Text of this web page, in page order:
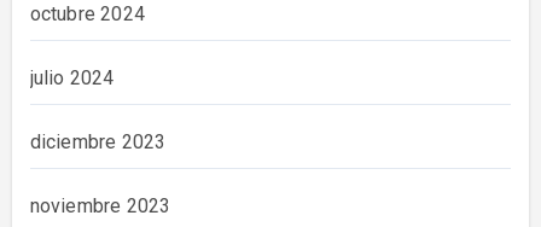
octubre 2024
julio 2024
diciembre 2023
noviembre 2023